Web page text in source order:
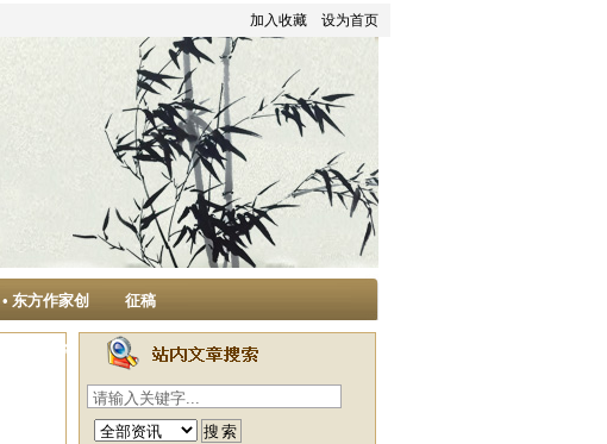
加入收藏 设为首页
• 东方作家创
作中心
征稿